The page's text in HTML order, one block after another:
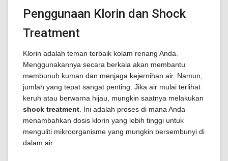
Penggunaan Klorin dan Shock
Treatment
Klorin adalah teman terbaik kolam renang Anda.
Menggunakannya secara berkala akan membantu
membunuh kuman dan menjaga kejernihan air. Namun,
jumlah yang tepat sangat penting. Jika air mulai terlihat
keruh atau berwarna hijau, mungkin saatnya melakukan
shock treatment . Ini adalah proses di mana Anda
menambahkan dosis klorin yang lebih tinggi untuk
menguliti mikroorganisme yang mungkin bersembunyi di
dalam air.